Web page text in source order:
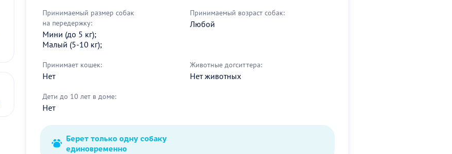
Принимаемый размер собак
на передержку:
Мини (до 5 кг);
Малый (5-10 кг);
Принимаемый возраст собак:
Любой
Принимает кошек:
Нет
Животные догситтера:
Нет животных
Дети до 10 лет в доме:
Нет
Берет только одну собаку
единовременно